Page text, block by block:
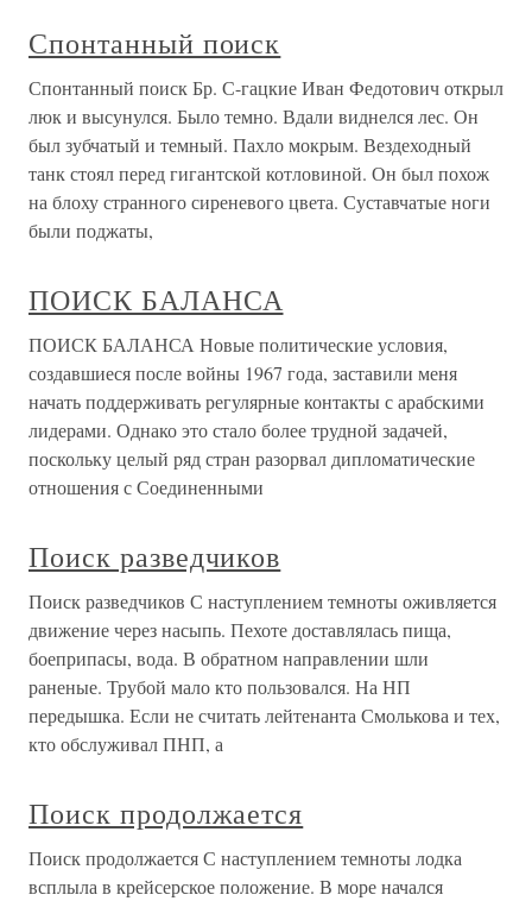
Спонтанный поиск
Спонтанный поиск Бр. С-гацкие Иван Федотович открыл
люк и высунулся. Было темно. Вдали виднелся лес. Он
был зубчатый и темный. Пахло мокрым. Вездеходный
танк стоял перед гигантской котловиной. Он был похож
на блоху странного сиреневого цвета. Суставчатые ноги
были поджаты,
ПОИСК БАЛАНСА
ПОИСК БАЛАНСА Новые политические условия,
создавшиеся после войны 1967 года, заставили меня
начать поддерживать регулярные контакты с арабскими
лидерами. Однако это стало более трудной задачей,
поскольку целый ряд стран разорвал дипломатические
отношения с Соединенными
Поиск разведчиков
Поиск разведчиков С наступлением темноты оживляется
движение через насыпь. Пехоте доставлялась пища,
боеприпасы, вода. В обратном направлении шли
раненые. Трубой мало кто пользовался. На НП
передышка. Если не считать лейтенанта Смолькова и тех,
кто обслуживал ПНП, а
Поиск продолжается
Поиск продолжается С наступлением темноты лодка
всплыла в крейсерское положение. В море начался